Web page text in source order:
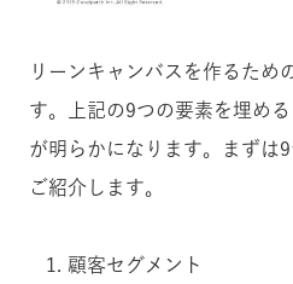
リーンキャンバスを作るため
す。上記の9つの要素を埋め
が明らかになります。まずは
ご紹介します。
顧客セグメント